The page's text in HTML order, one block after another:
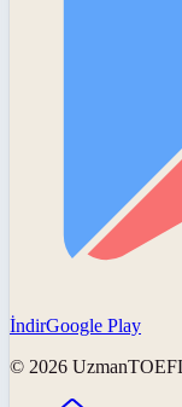
İndirGoogle Play
© 2026